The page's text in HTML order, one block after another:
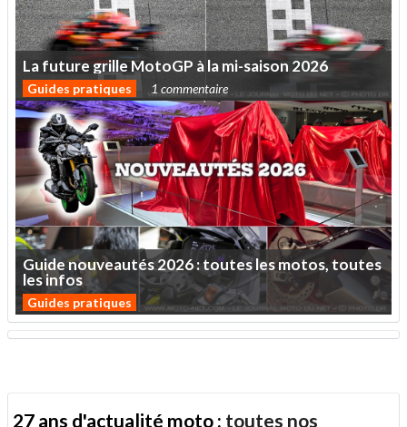
Lafuturegrille MotoGP àlami-saison 2026
Guides pratiques 1 commentaire
Guidenouveautés2026:touteslesmotos,toutes
lesinfos
Guides pratiques
27 ans d'actualité moto : toutes nos